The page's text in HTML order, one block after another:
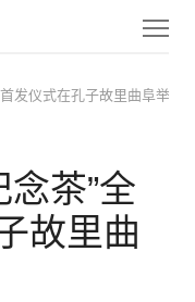
发仪式在孔子故里曲阜举行
茶”全
故里曲